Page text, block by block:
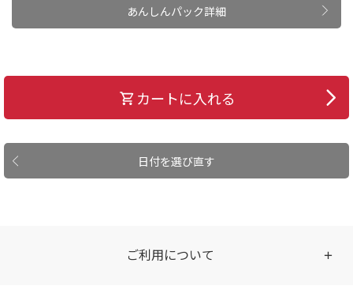
あんしんパック詳細
日付を選び直す
カートに入れる
ご利用について